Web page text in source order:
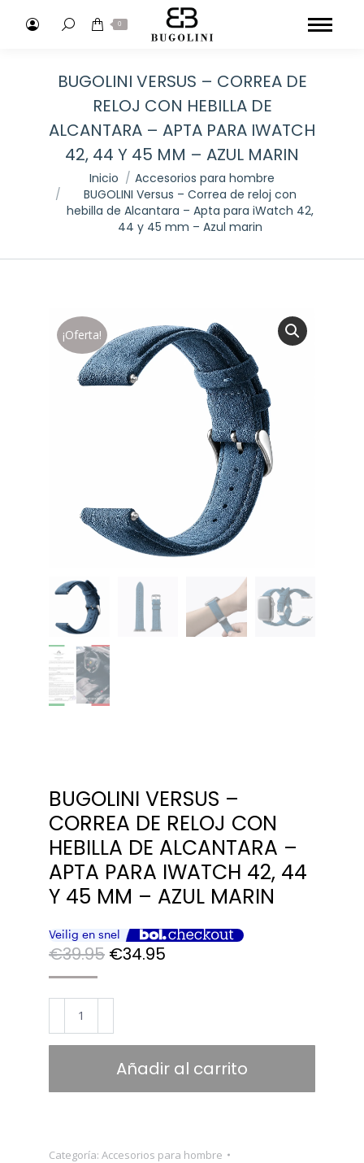
Buscar: 0
BUGOLINI VERSUS – CORREA DE
RELOJ CON HEBILLA DE
ALCANTARA – APTA PARA IWATCH
42, 44 Y 45 MM – AZUL MARIN
Estás aquí:
Inicio
Accesorios para hombre
BUGOLINI Versus – Correa de reloj con
hebilla de Alcantara – Apta para iWatch 42,
44 y 45 mm – Azul marin
¡Oferta!
BUGOLINI VERSUS –
CORREA DE RELOJ CON
HEBILLA DE ALCANTARA –
APTA PARA IWATCH 42, 44
Y 45 MM – AZUL MARIN
€39.95 El
original
€39.95.
€34.95
€34.95.
BUGOLINI
Versus
Añadir al carrito
Categoría: Accesorios para hombre